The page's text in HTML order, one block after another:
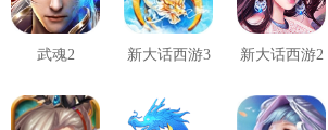
武魂2 新大话西游3 新大话西游2